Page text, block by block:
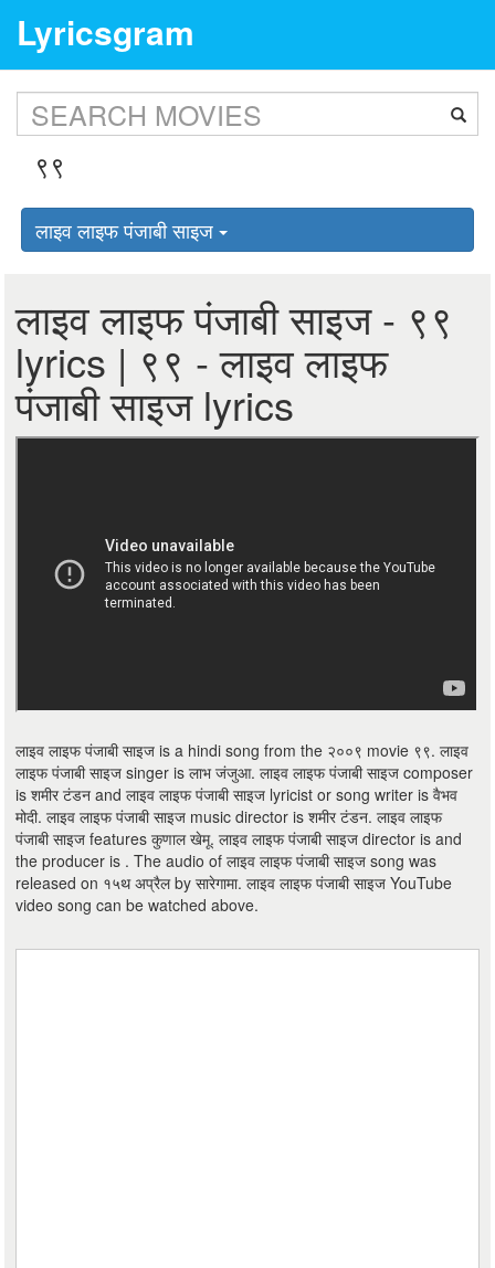
Lyricsgram
लाइव लाइफ पंजाबी साइज
लाइव लाइफ पंजाबी साइज - ९९
lyrics | ९९ - लाइव लाइफ
पंजाबी साइज lyrics
लाइव लाइफ पंजाबी साइज is a hindi song from the २००९ movie ९९. लाइव
लाइफ पंजाबी साइज singer is लाभ जंजुआ. लाइव लाइफ पंजाबी साइज composer
is शमीर टंडन and लाइव लाइफ पंजाबी साइज lyricist or song writer is वैभव
मोदी. लाइव लाइफ पंजाबी साइज music director is शमीर टंडन. लाइव लाइफ
पंजाबी साइज features कुणाल खेमू. लाइव लाइफ पंजाबी साइज director is and
the producer is . The audio of लाइव लाइफ पंजाबी साइज song was
released on १५थ अप्रैल by सारेगामा. लाइव लाइफ पंजाबी साइज YouTube
video song can be watched above.